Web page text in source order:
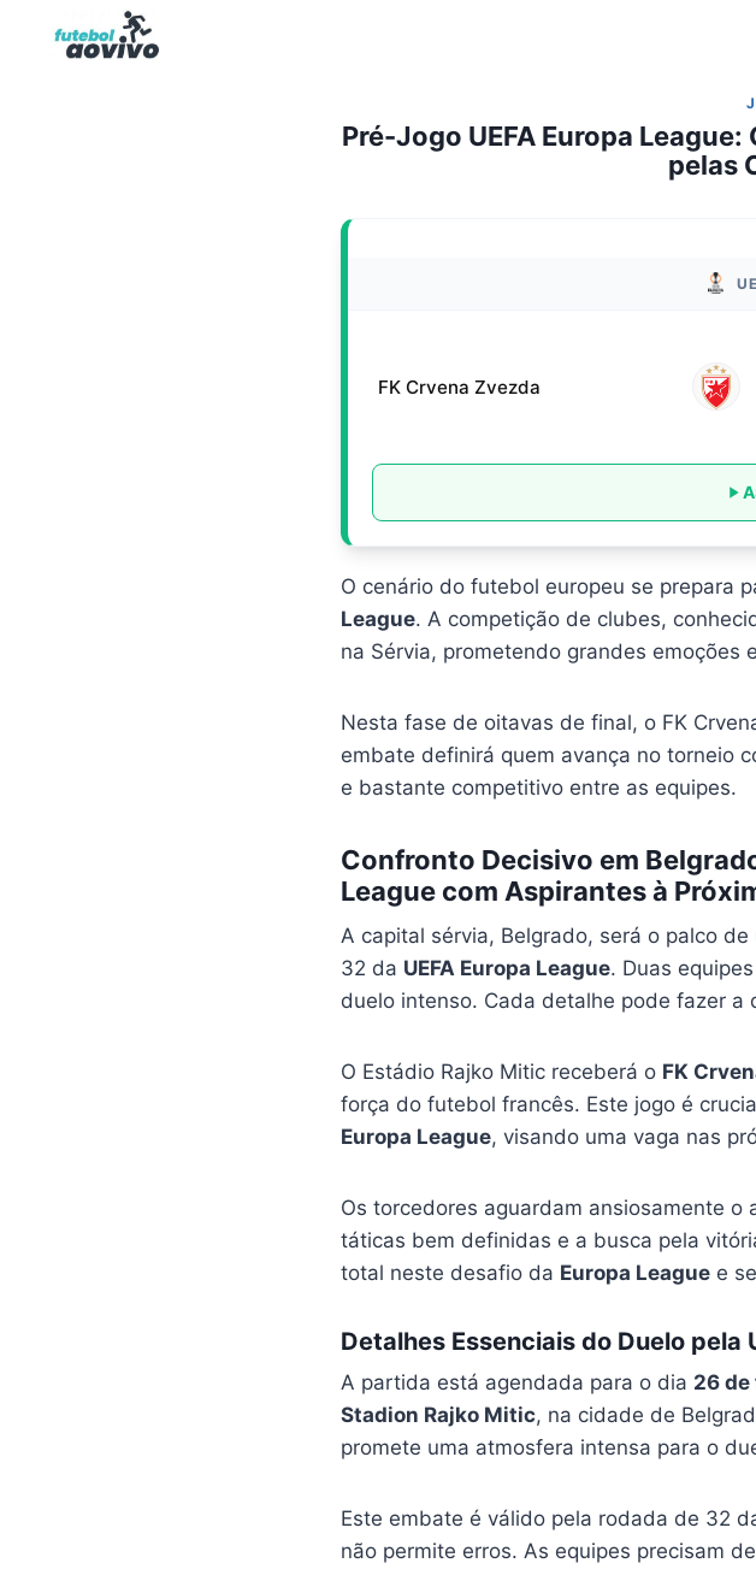
Pré-Jogo UEFA Europa
pelas
FK Crvena Zvezda
O cenário do futebol europeu se prepara
League. A competição de clubes,
na Sérvia, prometendo grandes emoções
Nesta fase de oitavas de final, o FK
embate definirá quem avança no torneio
e bastante competitivo entre as equipes.
Confronto Decisivo em
League com Aspirantes à
A capital sérvia, Belgrado, será o palco
32 da UEFA Europa League. Duas
duelo intenso. Cada detalhe pode fazer a
O Estádio Rajko Mitic receberá o FK
força do futebol francês. Este jogo é
Europa League, visando uma vaga nas
Os torcedores aguardam ansiosamente
táticas bem definidas e a busca pela
total neste desafio da Europa Leaguee
Detalhes Essenciais do Duelo pela
A partida está agendada para o dia 26
Stadion Rajko Mitic, na cidade de
promete uma atmosfera intensa para o
Este embate é válido pela rodada de 32
não permite erros. As equipes precisam